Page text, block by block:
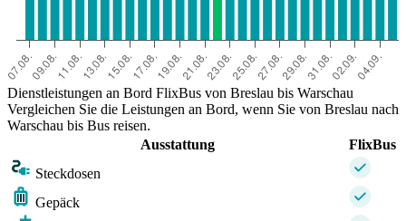
Dienstleistungen an Bord FlixBus von Breslau bis Warschau
Vergleichen Sie die Leistungen an Bord, wenn Sie von Breslau nach
Warschau bis Bus reisen.
Ausstattung
FlixBus
Steckdosen
Gepäck